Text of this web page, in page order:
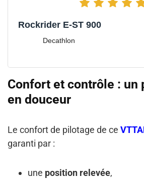
Rockrider E-ST 900
Decathlon
Confort et contrôle : un
en douceur
Le confort de pilotage de ce
garanti par :
une position relevée,